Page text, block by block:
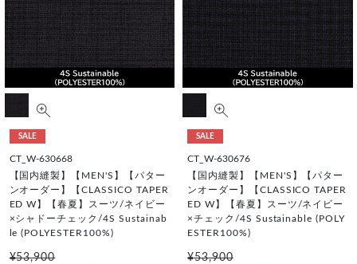
SALE
CT_W-630668
【国内縫製】【MEN'S】【パター
ンオーダー】【CLASSICO TAPER
ED W】【春夏】スーツ/ネイビー
×シャドーチェック/4S Sustainab
le (POLYESTER100%)
¥53,900
SALE
CT_W-630676
【国内縫製】【MEN'S】【パター
ンオーダー】【CLASSICO TAPER
ED W】【春夏】スーツ/ネイビー
×チェック/4S Sustainable (POLY
ESTER100%)
¥53,900